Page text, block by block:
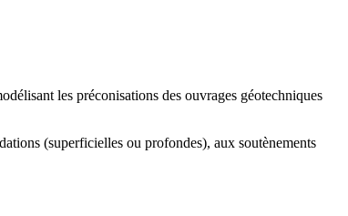
les préconisations des ouvrages géotechniques
(superficielles ou profondes), aux soutènements